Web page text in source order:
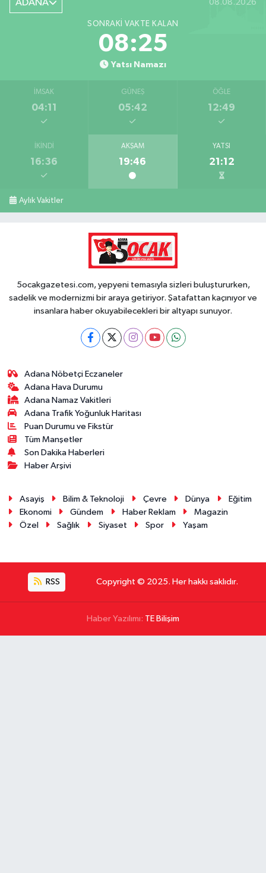
ADANA 08.08.2026
SONRAKI VAKTE KALAN
08:24
Yatsı Namazı
İMSAK
04:11
GÜNEŞ
05:42
ÖĞLE
12:49
İKINDI
16:36
AKŞAM
19:46
YATSI
21:12
Aylık Vakitler
5ocakgazetesi.com, yepyeni temasıyla sizleri buluştururken,
sadelik ve modernizmi bir araya getiriyor. Şatafattan kaçınıyor ve
insanlara haber okuyabilecekleri bir altyapı sunuyor.
Adana Nöbetçi Eczaneler
Adana Hava Durumu
Adana Namaz Vakitleri
Adana Trafik Yoğunluk Haritası
Puan Durumu ve Fikstür
Tüm Manşetler
Son Dakika Haberleri
Haber Arşivi
Asayiş Bilim & Teknoloji Çevre Dünya
Eğitim
Ekonomi
Gündem Haber Reklam
Magazin
Özel
Sağlık Siyaset Spor Yaşam
RSS Copyright © 2025. Her hakkı saklıdır.
Haber Yazılımı: TE Bilişim